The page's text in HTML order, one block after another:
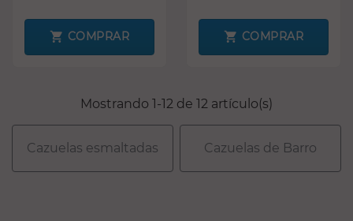
COMPRAR COMPRAR
Mostrando 1-12 de 12 artículo(s)
Cazuelas esmaltadas Cazuelas de Barro